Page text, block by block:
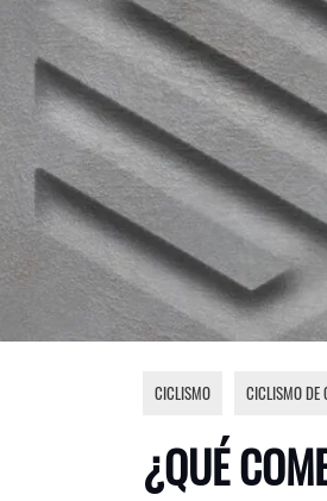
¿QUÉ
CICLISMO CICLISMO DE